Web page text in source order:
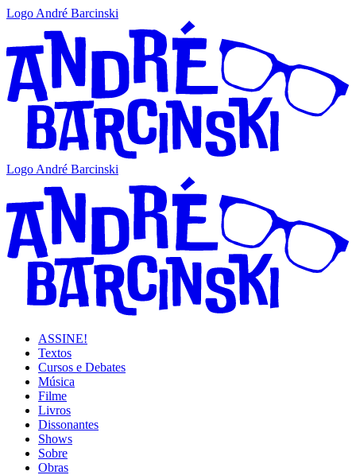
Logo André Barcinski
Logo André Barcinski
ASSINE!
Textos
Cursos e Debates
Música
Filme
Livros
Dissonantes
Shows
Sobre
Obras